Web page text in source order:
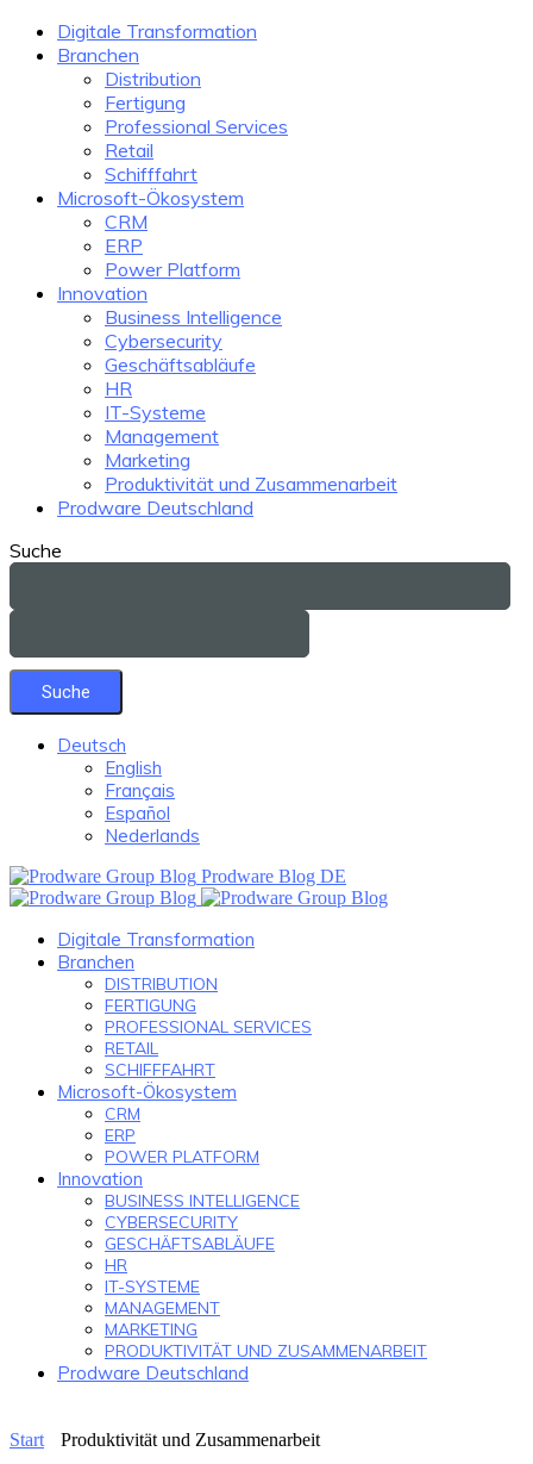
Digitale Transformation
Branchen
Distribution
Fertigung
Professional Services
Retail
Schifffahrt
Microsoft-Ökosystem
CRM
ERP
Power Platform
Innovation
Business Intelligence
Cybersecurity
Geschäftsabläufe
HR
IT-Systeme
Management
Marketing
Produktivität und Zusammenarbeit
Prodware Deutschland
Suche
Deutsch
English
Français
Español
Nederlands
Prodware Blog DE
Digitale Transformation
Branchen
DISTRIBUTION
FERTIGUNG
PROFESSIONAL SERVICES
RETAIL
SCHIFFFAHRT
Microsoft-Ökosystem
CRM
ERP
POWER PLATFORM
Innovation
BUSINESS INTELLIGENCE
CYBERSECURITY
GESCHÄFTSABLÄUFE
HR
IT-SYSTEME
MANAGEMENT
MARKETING
PRODUKTIVITÄT UND ZUSAMMENARBEIT
Prodware Deutschland
Start Produktivität und Zusammenarbeit